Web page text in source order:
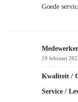
Goede
19 februari
Kwaliteit /
Service /